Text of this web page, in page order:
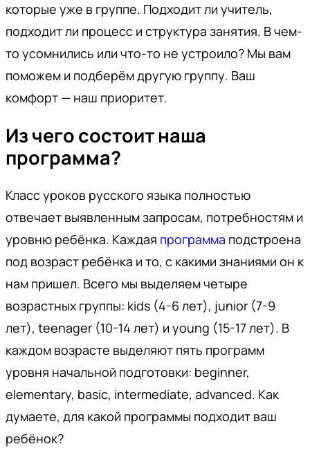
которые уже в группе. Подходит ли учитель,
подходит ли процесс и структура занятия. В чем-
то усомнились или что-то не устроило? Мы вам
поможем и подберём другую группу. Ваш
комфорт — наш приоритет.
Из чего состоит наша
программа?
Класс уроков русского языка полностью
отвечает выявленным запросам, потребностям и
уровню ребёнка. Каждая программа подстроена
под возраст ребёнка и то, с какими знаниями он к
нам пришел. Всего мы выделяем четыре
возрастных группы: kids (4-6 лет), junior (7-9
лет), teenager (10-14 лет) и young (15-17 лет). В
каждом возрасте выделяют пять программ
уровня начальной подготовки: beginner,
elementary, basic, intermediate, advanced. Как
думаете, для какой программы подходит ваш
ребёнок?